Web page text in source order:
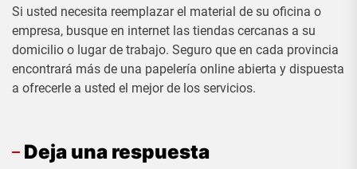
Si usted necesita reemplazar el material de su oficina o
empresa, busque en internet las tiendas cercanas a su
domicilio o lugar de trabajo. Seguro que en cada provincia
encontrará más de una papelería online abierta y dispuesta
a ofrecerle a usted el mejor de los servicios.
Deja una respuesta